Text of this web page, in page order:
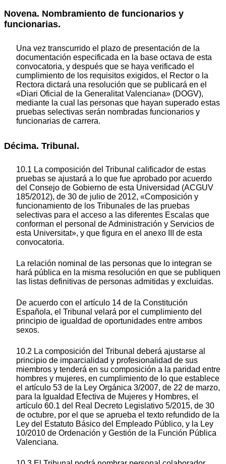
Novena. Nombramiento de funcionarios y
funcionarias.
Una vez transcurrido el plazo de presentación de la
documentación especificada en la base octava de esta
convocatoria, y después que se haya verificado el
cumplimiento de los requisitos exigidos, el Rector o la
Rectora dictará una resolución que se publicará en el
«Diari Oficial de la Generalitat Valenciana» (DOGV),
mediante la cual las personas que hayan superado estas
pruebas selectivas serán nombradas funcionarios y
funcionarias de carrera.
Décima. Tribunal.
10.1 La composición del Tribunal calificador de estas
pruebas se ajustará a lo que fue aprobado por acuerdo
del Consejo de Gobierno de esta Universidad (ACGUV
185/2012), de 30 de julio de 2012, «Composición y
funcionamiento de los Tribunales de las pruebas
selectivas para el acceso a las diferentes Escalas que
conforman el personal de Administración y Servicios de
esta Universitat», y que figura en el anexo III de esta
convocatoria.
La relación nominal de las personas que lo integran se
hará pública en la misma resolución en que se publiquen
las listas definitivas de personas admitidas y excluidas.
De acuerdo con el artículo 14 de la Constitución
Española, el Tribunal velará por el cumplimiento del
principio de igualdad de oportunidades entre ambos
sexos.
10.2 La composición del Tribunal deberá ajustarse al
principio de imparcialidad y profesionalidad de sus
miembros y tenderá en su composición a la paridad entre
hombres y mujeres, en cumplimiento de lo que establece
el artículo 53 de la Ley Orgánica 3/2007, de 22 de marzo,
para la Igualdad Efectiva de Mujeres y Hombres, el
artículo 60.1 del Real Decreto Legislativo 5/2015, de 30
de octubre, por el que se aprueba el texto refundido de la
Ley del Estatuto Básico del Empleado Público, y la Ley
10/2010 de Ordenación y Gestión de la Función Pública
Valenciana.